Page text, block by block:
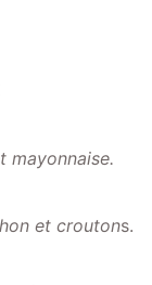
mayonnaise.
et croutons.